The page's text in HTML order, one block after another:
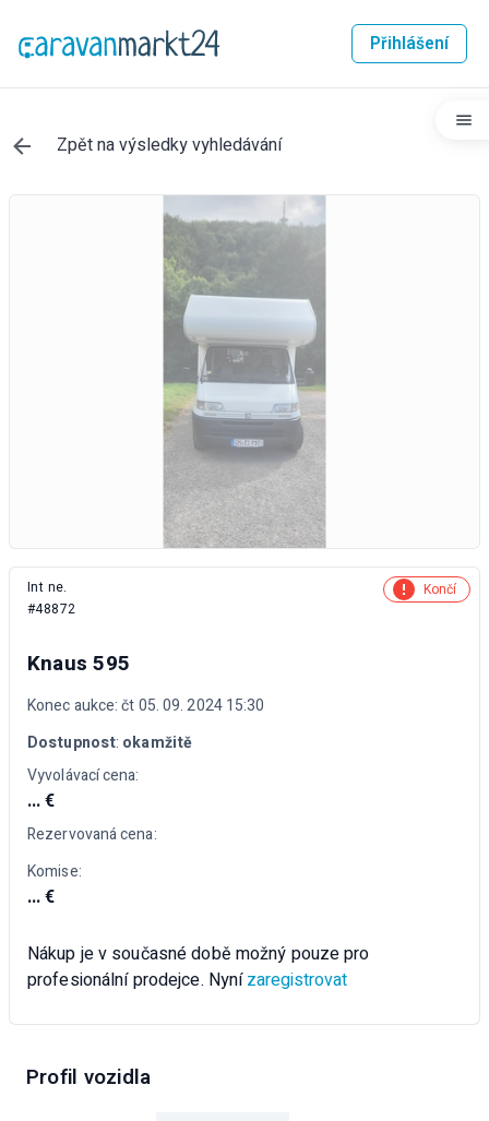
Přihlášení
Zpět na výsledky vyhledávání
Int ne.
#48872
Končí
Knaus 595
Konec aukce: čt 05. 09. 2024 15:30
Dostupnost: okamžitě
Vyvolávací cena:
... €
Rezervovaná cena:
Komise:
... €
Nákup je v současné době možný pouze pro
profesionální prodejce. Nynízaregistrovat
Profil vozidla